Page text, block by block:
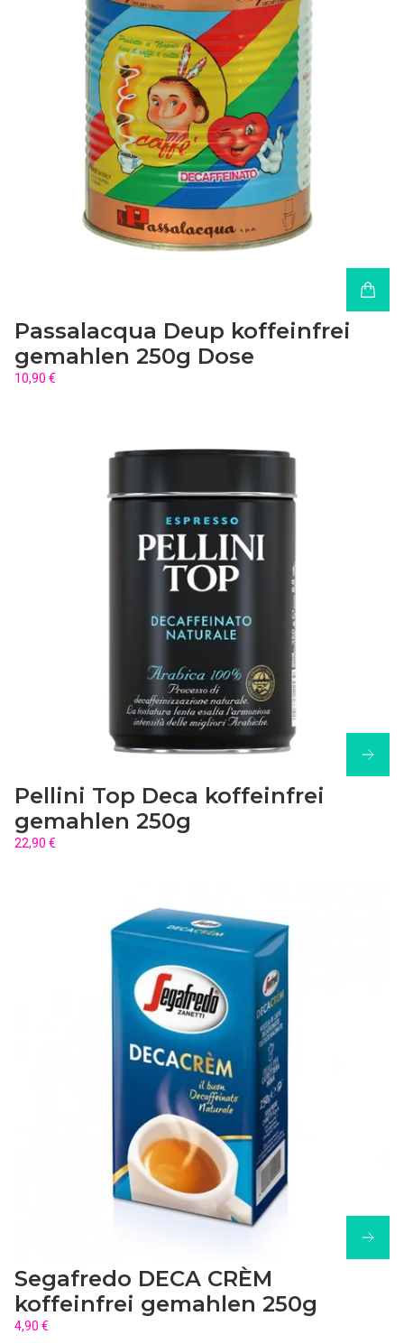
Passalacqua Deup koffeinfrei
gemahlen 250g Dose
10,90 €
Pellini Top Deca koffeinfrei
gemahlen 250g
22,90 €
Segafredo DECA CRÈM
koffeinfrei gemahlen 250g
4,90 €